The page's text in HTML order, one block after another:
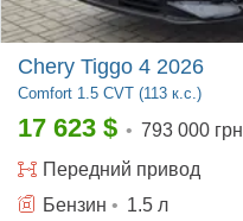
Chery Tiggo 4 2026
Comfort 1.5 CVT (113 к.с.)
17 623 $ • 793 000 грн
Передний привод
Бензин • 1.5 л